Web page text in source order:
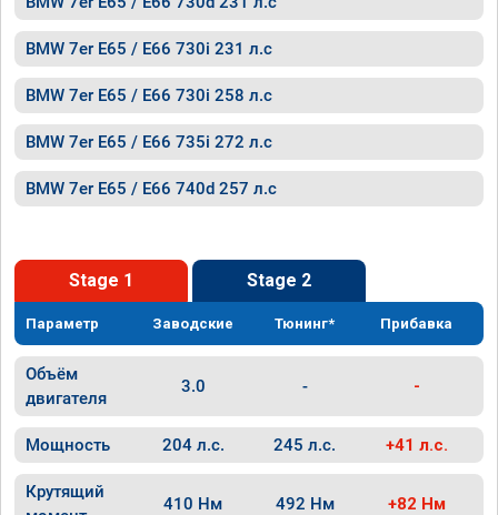
BMW 7er E65 / E66 730i 231 л.с
BMW 7er E65 / E66 730i 258 л.с
BMW 7er E65 / E66 735i 272 л.с
BMW 7er E65 / E66 740d 257 л.с
Stage 1 Stage 2
Параметр Заводские Тюнинг* Прибавка
Объём
двигателя
3.0 - -
Мощность 204 л.с. 245 л.с. +41 л.с.
Крутящий
410 Нм 492 Нм +82 Нм